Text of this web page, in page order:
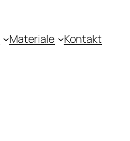
Materiale Kontakt